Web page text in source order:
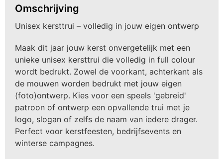
Omschrijving
Unisex kersttrui – volledig in jouw eigen ontwerp
Maak dit jaar jouw kerst onvergetelijk met een
unieke unisex kersttrui die volledig in full colour
wordt bedrukt. Zowel de voorkant, achterkant als
de mouwen worden bedrukt met jouw eigen
(foto)ontwerp. Kies voor een speels 'gebreid'
patroon of ontwerp een opvallende trui met je
logo, slogan of zelfs de naam van iedere drager.
Perfect voor kerstfeesten, bedrijfsevents en
winterse campagnes.